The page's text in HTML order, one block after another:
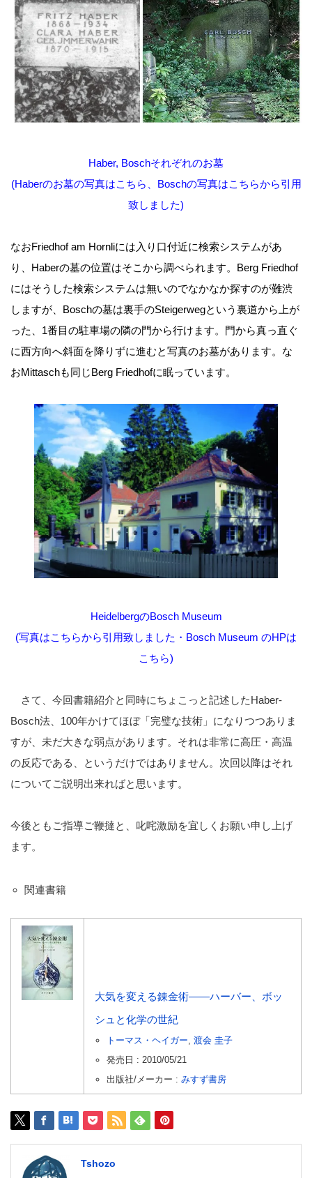
Haber, Boschそれぞれのお墓
(Haberのお墓の写真はこちら 、Boschの写真はこちらから引用
致しました)
なおFriedhof am Hornliには入り口付近に検索システムがあ
り、Haberの墓の位置はそこから調べられます。Berg Friedhof
にはそうした検索システムは無いのでなかなか探すのが難渋
しますが、Boschの墓は裏手のSteigerwegという裏道から上が
った、1番目の駐車場の隣の門から行けます。門から真っ直ぐ
に西方向へ斜面を降りずに進むと写真のお墓があります。な
おMittaschも同じBerg Friedhofに眠っています。
HeidelbergのBosch Museum
(写真はこちらから引用致しました・Bosch Museum のHPは
こちら)
さて、今回書籍紹介と同時にちょこっと記述したHaber-
Bosch法、100年かけてほぼ「完璧な技術」になりつつありま
すが、未だ大きな弱点があります。それは非常に高圧・高温
の反応である、というだけではありません。次回以降はそれ
についてご説明出来ればと思います。
今後ともご指導ご鞭撻と、叱咤激励を宜しくお願い申し上げ
ます。
関連書籍
大気を変える錬金術――ハーバー、ボッ
シュと化学の世紀
トーマス・ヘイガー, 渡会 圭子
発売日 : 2010/05/21
出版社/メーカー : みすず書房
Tshozo